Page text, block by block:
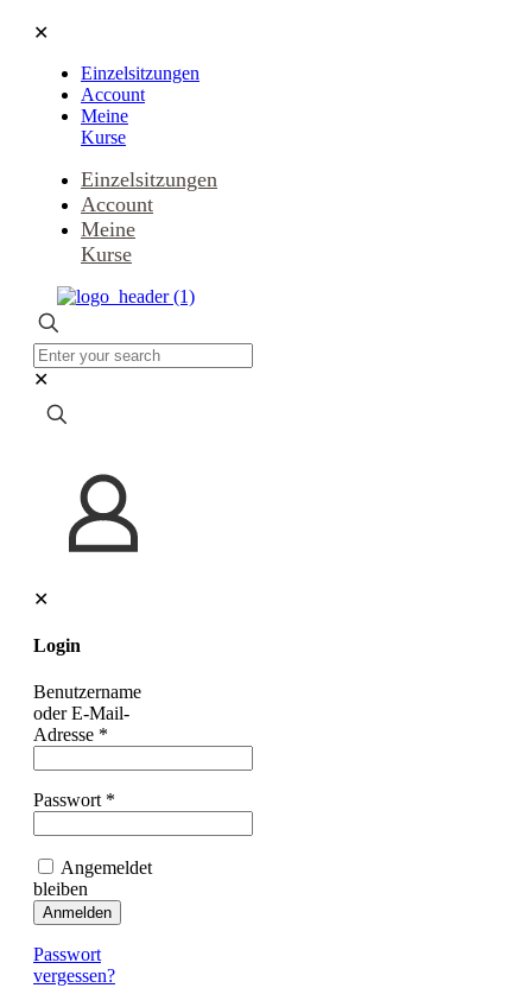
✕
Einzelsitzungen
Account
Meine
Kurse
Einzelsitzungen
Account
Meine
Kurse
✕
✕
Login
Benutzername
oder E-Mail-
Adresse *
Passwort *
Angemeldet
bleiben
Anmelden
Passwort
vergessen?